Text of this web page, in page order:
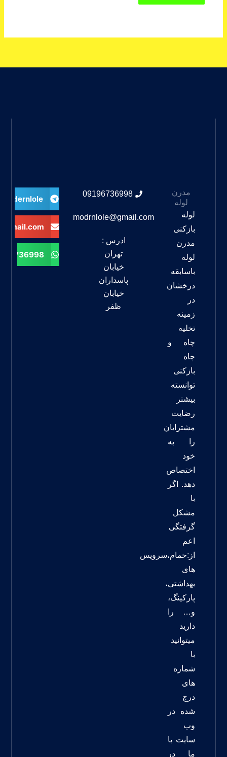
مدرن
لوله
لوله
بازکنی
مدرن
لوله
باسابقه
درخشان
در
زمینه
تخلیه
چاه و
چاه
بازکنی
توانسته
بیشتر
رضایت
مشترایان
را به
خود
اختصاص
دهد. اگر
با
مشکل
گرفتگی
اعم
از:حمام،سرویس
های
بهداشتی،
پارکینگ،
و… را
دارید
میتوانید
با
شماره
های
درج
شده در
وب
سایت با
ما در
09196736998
modrnlole@gmail.com
ادرس :
تهران
خیابان
پاسداران
خیابان
ظفر
modernlole@